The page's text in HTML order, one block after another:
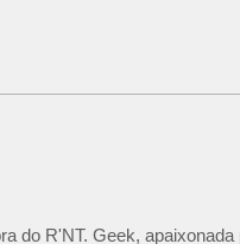
do R'NT. Geek,